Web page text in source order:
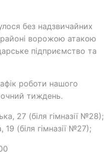
без надзвичайних
районі ворожою атакою
підприємство та
роботи нашого
тиждень.
27 (біля гімназії №28);
19 (біля гімназії №27);